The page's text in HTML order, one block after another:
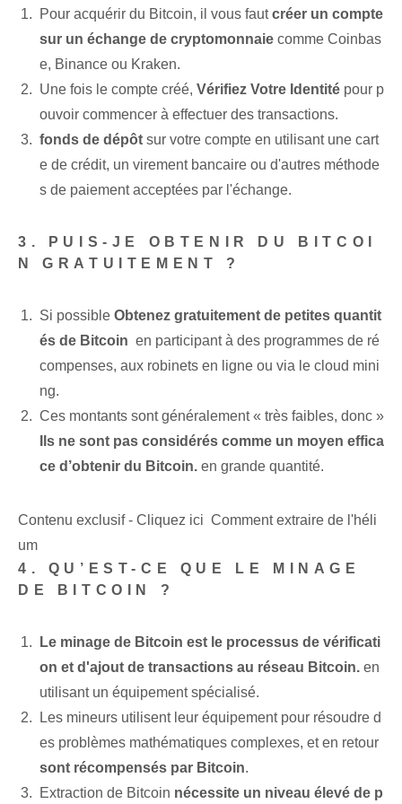
Pour acquérir du Bitcoin, il vous fautcréer un compte​
sur un échange de cryptomonnaie comme⁤ Coinbas
e, Binance ou Kraken.
Une fois le compte créé, Vérifiez Votre Identité pour p
ouvoir commencer à effectuer des transactions.
fonds de dépôt ‌sur votre compte en utilisant ‍une cart
e de crédit, un virement bancaire ou d'autres méthode
s de ⁢paiement⁢ acceptées par l'échange.
3. PUIS-JE OBTENIR DU BITCOI
N GRATUITEMENT ?
Si possible Obtenez gratuitement de petites quantit
és de Bitcoin ⁢ en participant à des programmes de ré
compenses⁢, aux robinets en ligne ou via le cloud mini
ng.
Ces montants sont généralement « très faibles, donc »
Ils ne sont pas considérés comme un moyen effica
ce d’obtenir du Bitcoin. en grande quantité.
Contenu exclusif - Cliquez ici Comment extraire de l'héli
um
4. QU’EST-CE QUE LE MINAGE
DE BITCOIN ?
Le minage de Bitcoin est le processus de vérificati
on et d'ajout de transactions au réseau Bitcoin. en
utilisant un équipement spécialisé.
Les mineurs utilisent leur équipement pour résoudre d
es problèmes mathématiques complexes, et en retour
sont récompensés par ‌Bitcoin.
Extraction de Bitcoin⁢ nécessite un niveau⁤ élevé de p